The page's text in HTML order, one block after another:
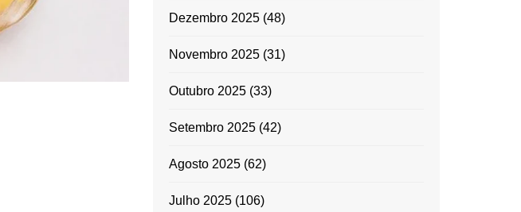
Dezembro 2025 (48)
Novembro 2025 (31)
Outubro 2025 (33)
Setembro 2025 (42)
Agosto 2025 (62)
Julho 2025 (106)